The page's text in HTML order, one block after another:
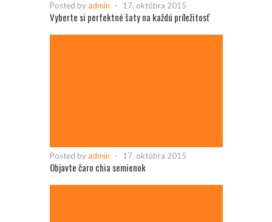
Posted byadmin - 17. októbra 2015
Vyberte si perfektné šaty na každú príležitosť
Posted byadmin - 17. októbra 2015
Objavte čaro chia semienok